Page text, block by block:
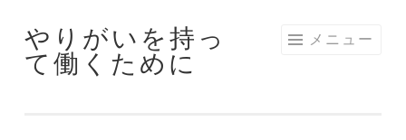
コ
ン
やりがいを持っ
て働くために
メニュー